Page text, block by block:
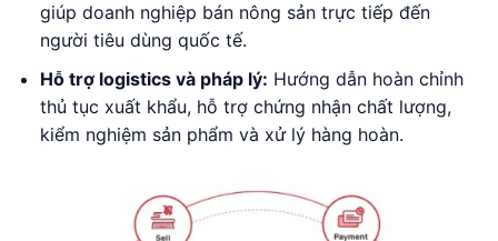
giúp doanh nghiệp bán nông sản trực tiếp đến
người tiêu dùng quốc tế.
Hỗ trợ logistics và pháp lý: Hướng dẫn hoàn chỉnh
thủ tục xuất khẩu, hỗ trợ chứng nhận chất lượng,
kiểm nghiệm sản phẩm và xử lý hàng hoàn.